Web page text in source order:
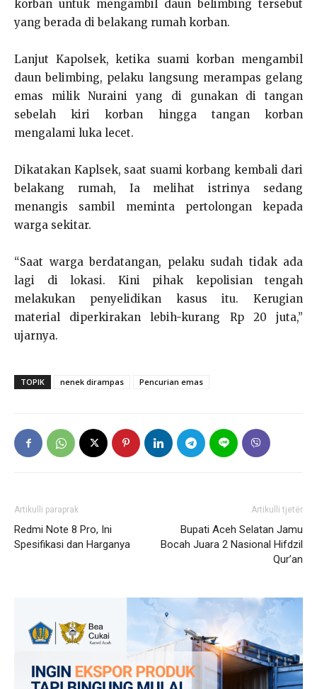
korban untuk mengambil daun belimbing tersebut
yang berada di belakang rumah korban.
Lanjut Kapolsek, ketika suami korban mengambil
daun belimbing, pelaku langsung merampas gelang
emas milik Nuraini yang di gunakan di tangan
sebelah kiri korban hingga tangan korban
mengalami luka lecet.
Dikatakan Kaplsek, saat suami korbang kembali dari
belakang rumah, Ia melihat istrinya sedang
menangis sambil meminta pertolongan kepada
warga sekitar.
“Saat warga berdatangan, pelaku sudah tidak ada
lagi di lokasi. Kini pihak kepolisian tengah
melakukan penyelidikan kasus itu. Kerugian
material diperkirakan lebih-kurang Rp 20 juta,”
ujarnya.
TOPIK nenek dirampas Pencurian emas
Artikulli paraprak
Redmi Note 8 Pro, Ini
Spesifikasi dan Harganya
Artikulli tjetër
Bupati Aceh Selatan Jamu
Bocah Juara 2 Nasional Hifdzil
Qur’an